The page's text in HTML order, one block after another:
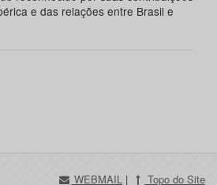
e das relações entre Brasil e
WEBMAIL | Topo do Site